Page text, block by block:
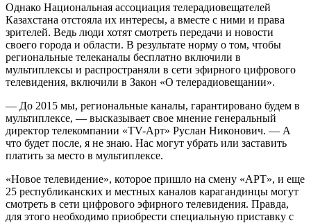
Однако Национальная ассоциация телерадиовещателей
Казахстана отстояла их интересы, а вместе с ними и права
зрителей. Ведь люди хотят смотреть передачи и новости
своего города и области. В результате норму о том, чтобы
региональные телеканалы бесплатно включили в
мультиплексы и распространяли в сети эфирного цифрового
телевидения, включили в Закон «О телерадиовещании».
— До 2015 мы, региональные каналы, гарантировано будем в
мультиплексе, — высказывает свое мнение генеральный
директор телекомпании «TV-Арт» Руслан Никонович. — А
что будет после, я не знаю. Нас могут убрать или заставить
платить за место в мультиплексе.
«Новое телевидение», которое пришло на смену «АРТ», и еще
25 республиканских и местных каналов карагандинцы могут
смотреть в сети цифрового эфирного телевидения. Правда,
для этого необходимо приобрести специальную приставку с